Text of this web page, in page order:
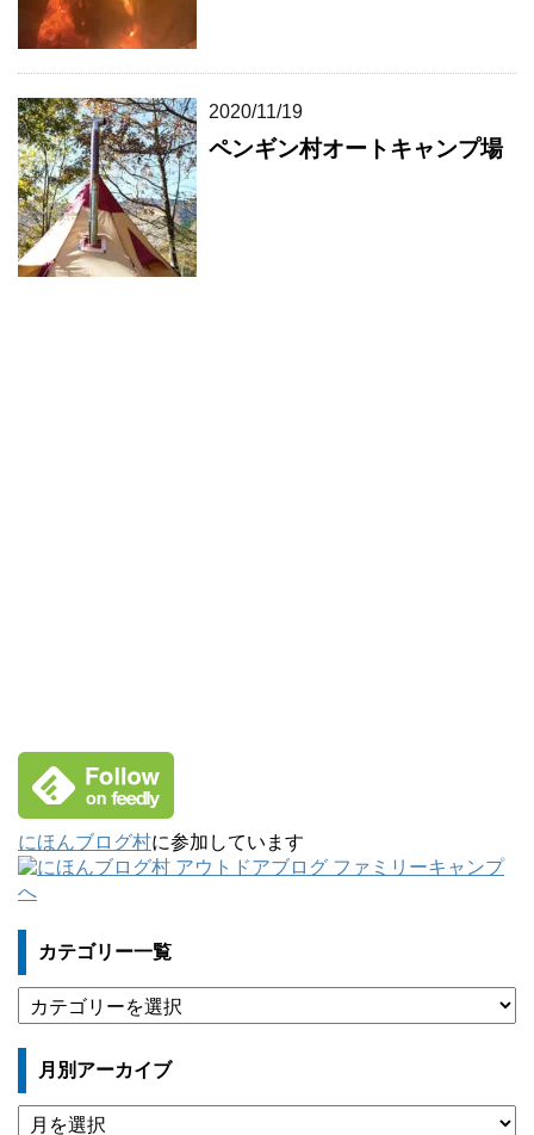
2020/11/19
ペンギン村オートキャンプ場
にほんブログ村に参加しています
カテゴリー一覧
テ
ゴ
ー
一
月別アーカイブ
月